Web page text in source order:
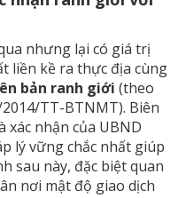
nhưng lại có giá trị
liền kề ra thực địa cùng
bản ranh giới (theo
TT-BTNMT). Biên
xác nhận của UBND
lý vững chắc nhất giúp
sau này, đặc biệt quan
nơi mật độ giao dịch